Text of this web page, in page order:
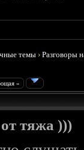
темы ›Разговоры
»
тяжа )))